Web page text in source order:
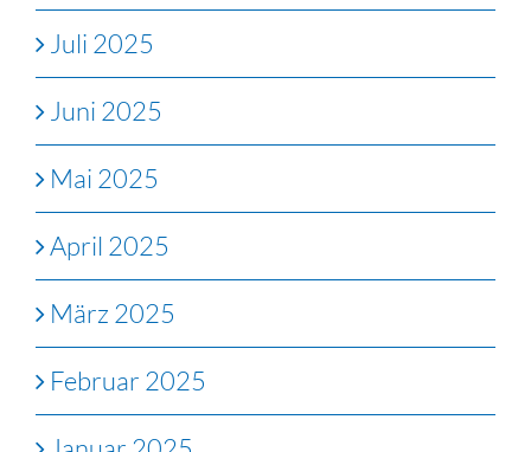
Juli 2025
Juni 2025
Mai 2025
April 2025
März 2025
Februar 2025